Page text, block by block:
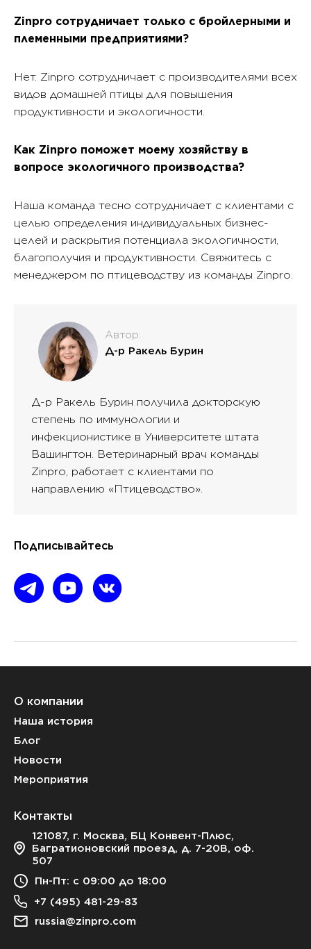
Подписывайтесь
Zinpro сотрудничает только с бройлерными и
племенными предприятиями?
Нет. Zinpro сотрудничает с производителями всех
видов домашней птицы для повышения
продуктивности и экологичности.
Как Zinpro поможет моему хозяйству в
вопросе экологичного производства?
Наша команда тесно сотрудничает с клиентами с
целью определения индивидуальных бизнес-
целей и раскрытия потенциала экологичности,
благополучия и продуктивности. Свяжитесь с
менеджером по птицеводству из команды Zinpro.
Автор:
Д-р Ракель Бурин
Д-р Ракель Бурин получила докторскую
степень по иммунологии и
инфекционистике в Университете штата
Вашингтон. Ветеринарный врач команды
Zinpro, работает с клиентами по
направлению «Птицеводство».
О компании
Наша история
Блог
Новости
Мероприятия
Контакты
121087, г. Москва, БЦ Конвент-Плюс,
Багратионовский проезд, д. 7-20В, оф.
507
Пн-Пт: с 09:00 до 18:00
+7 (495) 481-29-83
russia@zinpro.com